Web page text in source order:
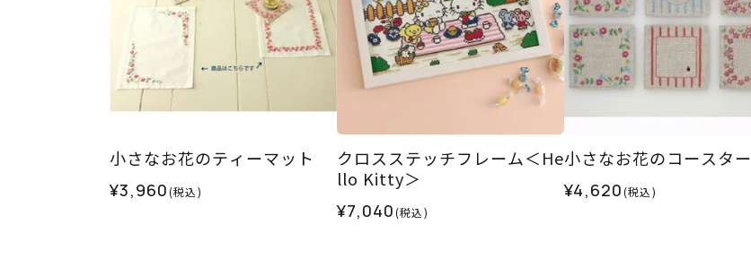
小さなお花のティーマット
¥3,960(税込)
クロスステッチフレーム＜He
llo Kitty＞
¥7,040(税込)
小さなお花のコースター
¥4,620(税込)